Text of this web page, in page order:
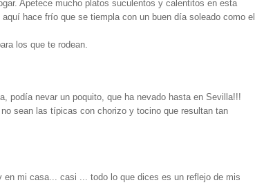
Apetece mucho platos suculentos y calentitos en esta
hace frío que se tiempla con un buen día soleado como el
los que te rodean.
podía nevar un poquito, que ha nevado hasta en Sevilla!!!
sean las típicas con chorizo y tocino que resultan tan
mi casa... casi ... todo lo que dices es un reflejo de mis